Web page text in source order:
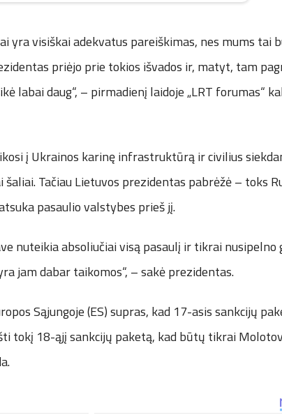
yra visiškai adekvatus pareiškimas, nes mums tai
priėjo prie tokios išvados ir, matyt, tam
labai daug“, – pirmadienį laidoje „LRT forumas“
į Ukrainos karinę infrastruktūrą ir civilius
šaliai. Tačiau Lietuvos prezidentas pabrėžė – toks
pasaulio valstybes prieš jį.
nuteikia absoliučiai visą pasaulį ir tikrai nusipelno
jam dabar taikomos“, – sakė prezidentas.
Sąjungoje (ES) supras, kad 17-asis sankcijų
tokį 18-ąjį sankcijų paketą, kad būtų tikrai